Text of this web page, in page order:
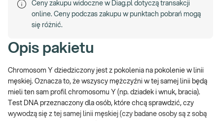
Ceny zakupu widoczne w Diag.pl dotyczą transakcji
online. Ceny podczas zakupu w punktach pobrań mogą
się różnić.
Opis pakietu
Chromosom Y dziedziczony jest z pokolenia na pokolenie w linii
męskiej. Oznacza to, że wszyscy mężczyźni w tej samej linii będą
mieli ten sam profil chromosomu Y (np. dziadek i wnuk, bracia).
Test DNA przeznaczony dla osób, które chcą sprawdzić, czy
wywodzą się z tej samej linii męskiej (czy badane osoby są z sobą